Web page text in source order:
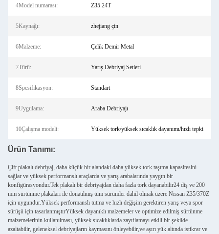
4Model numarası: Z35 24T
5Kaynağı: zhejiang çin
6Malzeme: Çelik Demir Metal
7Türü: Yarış Debriyaj Setleri
8Spesifikasyon: Standart
9Uygulama: Araba Debriyajı
10Çalışma modeli: Yüksek tork/yüksek sıcaklık dayanımı/hızlı tepki
Ürün Tanımı:
Çift plakalı debriyaj, daha küçük bir alandaki daha yüksek tork taşıma kapasitesini
sağlar ve yüksek performanslı araçlarda ve yarış arabalarında yaygın bir
konfigürasyondur.Tek plakalı bir debriyajdan daha fazla tork dayanabilir24 diş ve 200
mm sürtünme plakaları ile donatılmış tüm sürümler dahil olmak üzere Nissan Z35/370Z
için uygundur.Yüksek performanslı tutma ve hızlı değişim gerektiren yarış veya spor
sürüşü için tasarlanmıştırYüksek dayanıklı malzemeler ve optimize edilmiş sürtünme
malzemelerinin kullanılması, yüksek sıcaklıklarda zayıflamayı etkili bir şekilde
azaltabilir, geleneksel debriyajların kaymasını önleyebilir,ve aşırı yük altında istikrar ve